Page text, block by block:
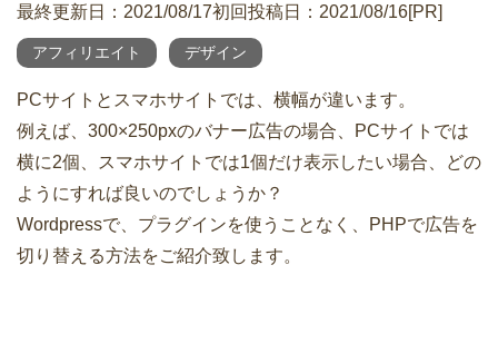
最終更新日：2021/08/17初回投稿日：2021/08/16[PR]
アフィリエイト デザイン
PCサイトとスマホサイトでは、横幅が違います。
例えば、300×250pxのバナー広告の場合、PCサイトでは
横に2個、スマホサイトでは1個だけ表示したい場合、どの
ようにすれば良いのでしょうか？
Wordpressで、プラグインを使うことなく、PHPで広告を
切り替える方法をご紹介致します。